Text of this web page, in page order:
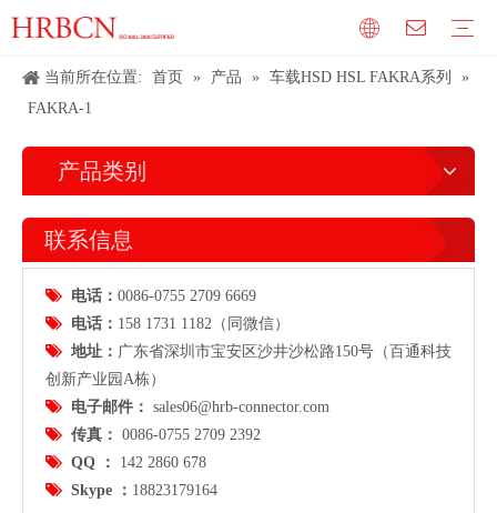
当前所在位置: 首页 » 产品 » 车载HSD HSL FAKRA系列
»
FAKRA-1
产品类别
联系信息
 电话： 0086-0755 2709 6669
 电话： 158 1731 1182（同微信）
 地址： 广东省深圳市宝安区沙井沙松路150号（百通科技
创新产业园A栋）
 电子邮件： sales06@hrb-connector.com
 传真： 0086-0755 2709 2392
 QQ ： 142 2860 678
 Skype ： 18823179164